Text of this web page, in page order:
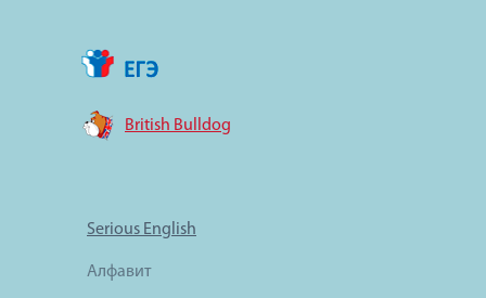
British Bulldog
Serious English
Алфавит